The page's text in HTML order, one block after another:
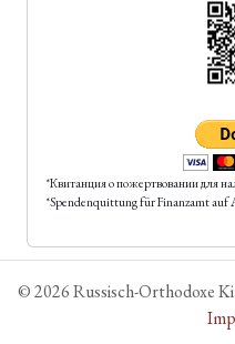
*Квитанция о пожертвовании для
*Spendenquittung für Finanzamt auf
© 2026 Russisch-Orthodoxe